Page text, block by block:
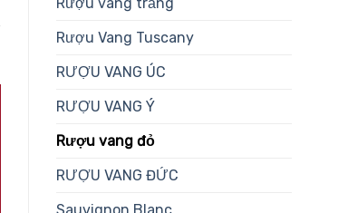
Rượu Vang Tuscany
RƯỢU VANG ÚC
RƯỢU VANG Ý
Rượu vang đỏ
RƯỢU VANG ĐỨC
Sauvignon Blanc